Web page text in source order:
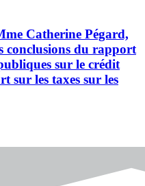
Catherine Pégard,
conclusions du rapport
sur le crédit
sur les taxes sur les